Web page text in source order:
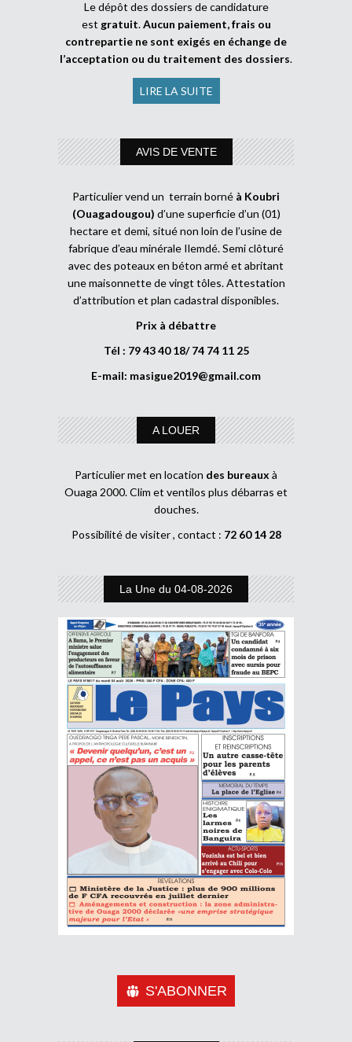
Le dépôt des dossiers de candidature
est gratuit.Aucun paiement, frais ou
contrepartie ne sont exigés en échange de
l’acceptation ou du traitement des dossiers.
LIRE LA SUITE
AVIS DE VENTE
Particulier vend un terrain borné à Koubri
(Ouagadougou) d’une superficie d’un (01)
hectare et demi, situé non loin de l’usine de
fabrique d’eau minérale Ilemdé. Semi clôturé
avec des poteaux en béton armé et abritant
une maisonnette de vingt tôles. Attestation
d’attribution et plan cadastral disponibles.
Prix à débattre
Tél : 79 43 40 18/ 74 74 11 25
E-mail: masigue2019@gmail.com
A LOUER
Particulier met en location des bureaux à
Ouaga 2000. Clim et ventilos plus débarras et
douches.
Possibilité de visiter , contact : 72 60 14 28
La Une du 04-08-2026
S'ABONNER